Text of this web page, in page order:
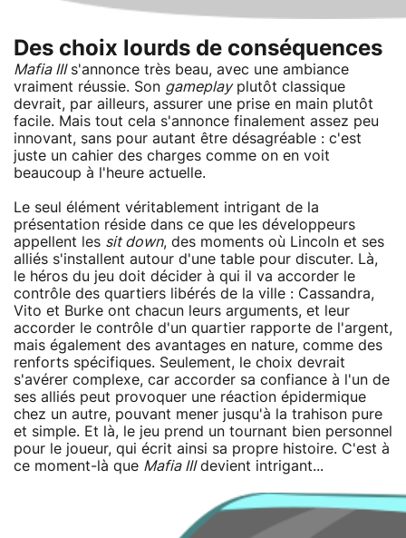
Des choix lourds de conséquences
Mafia IIIs'annonce très beau, avec une ambiance
vraiment réussie. Son gameplayplutôt classique
devrait, par ailleurs, assurer une prise en main plutôt
facile. Mais tout cela s'annonce finalement assez peu
innovant, sans pour autant être désagréable : c'est
juste un cahier des charges comme on en voit
beaucoup à l'heure actuelle.
Le seul élément véritablement intrigant de la
présentation réside dans ce que les développeurs
appellent les sit down, des moments où Lincoln et ses
alliés s'installent autour d'une table pour discuter. Là,
le héros du jeu doit décider à qui il va accorder le
contrôle des quartiers libérés de la ville : Cassandra,
Vito et Burke ont chacun leurs arguments, et leur
accorder le contrôle d'un quartier rapporte de l'argent,
mais également des avantages en nature, comme des
renforts spécifiques. Seulement, le choix devrait
s'avérer complexe, car accorder sa confiance à l'un de
ses alliés peut provoquer une réaction épidermique
chez un autre, pouvant mener jusqu'à la trahison pure
et simple. Et là, le jeu prend un tournant bien personnel
pour le joueur, qui écrit ainsi sa propre histoire. C'est à
ce moment-là que Mafia IIIdevient intrigant...